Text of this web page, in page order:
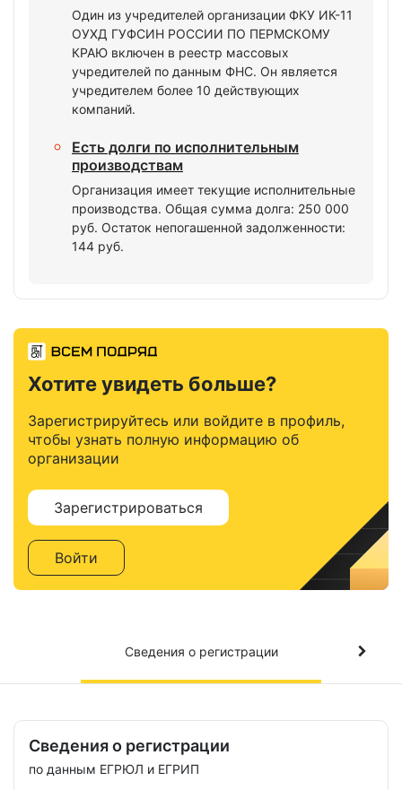
Один из учредителей организации ФКУ ИК-11
ОУХД ГУФСИН РОССИИ ПО ПЕРМСКОМУ
КРАЮ включен в реестр массовых
учредителей по данным ФНС. Он является
учредителем более 10 действующих
компаний.
Есть долги по исполнительным
производствам
Организация имеет текущие исполнительные
производства. Общая сумма долга: 250 000
руб. Остаток непогашенной задолженности:
144 руб.
Хотите увидеть больше?
Зарегистрируйтесь или войдите в профиль,
чтобы узнать полную информацию об
организации
Зарегистрироваться
Войти
Сведения о регистрации
Сведения о регистрации
по данным ЕГРЮЛ и ЕГРИП